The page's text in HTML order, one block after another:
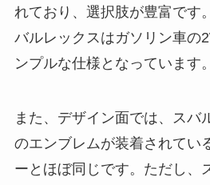
れており、選択肢が豊富です
バルレックスはガソリン車の
ンプルな仕様となっています。
また、デザイン面では、スバ
のエンブレムが装着されてい
ーとほぼ同じです。ただし、